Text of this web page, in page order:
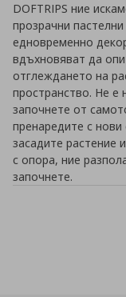
DOFTRIPS ние
прозрачни
едновременно
вдъхновяват да
отглеждането на
пространство. Не
започнете от
пренаредите с нови
засадите растение
с опора, ние
започнете.